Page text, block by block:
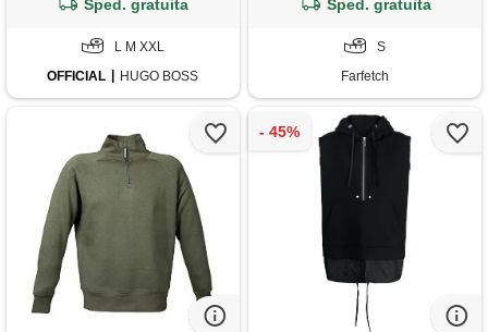
Sped. gratuita
L M XXL
OFFICIAL
HUGO BOSS
Sped. gratuita
S
Farfetch